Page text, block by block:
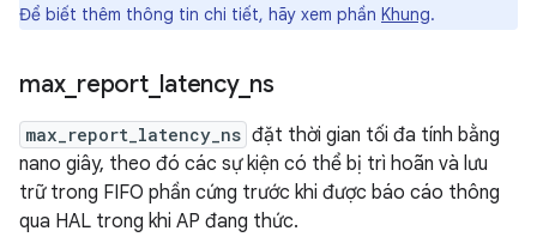
Để biết thêm thông tin chi tiết, hãy xem phần Khung.
max_ report_ latency_ ns
max_report_latency_ns đặt thời gian tối đa tính bằng
nano giây, theo đó các sự kiện có thể bị trì hoãn và lưu
trữ trong FIFO phần cứng trước khi được báo cáo thông
qua HAL trong khi AP đang thức.